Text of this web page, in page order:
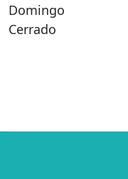
Domingo
Cerrado